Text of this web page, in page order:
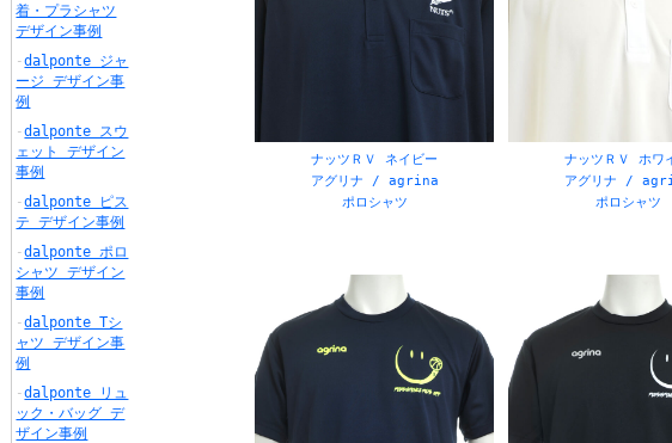
着・プラシャツ
デザイン事例
dalponte ジャ
ージ デザイン事
例
dalponte スウ
ェット デザイン
事例
dalponte ピス
テ デザイン事例
dalponte ポロ
シャツ デザイン
事例
dalponte Tシ
ャツ デザイン事
例
dalponte リュ
ック・バッグ デ
ザイン事例
ナッツＲＶ ネイビー
アグリナ / agrina
ポロシャツ
ナッツＲＶ ホワ
アグリナ /
ポロシャツ